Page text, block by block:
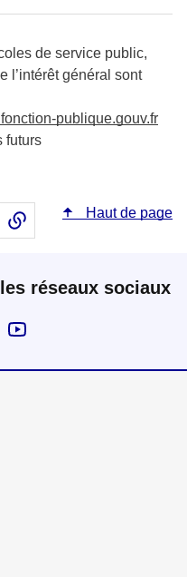
de service public,
l’intérêt général sont
publique.gouv.fr
futurs
fenêtre
fenêtre
Linked In - nouvelle
par email - nouvelle
Copier le lien dans le
Haut de page
réseaux sociaux
sur Facebook
la page Instragram